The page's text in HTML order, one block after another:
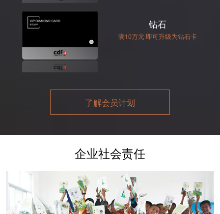
钻石
满10万元 即可升级为钻石卡
了解会员计划
企业社会责任